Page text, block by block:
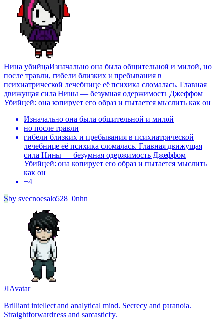
Нина убийцаИзначально она была общительной и милой, но
после травли, гибели близких и пребывания в
психиатрической лечебнице её психика сломалась. Главная
движущая сила Нины — безумная одержимость Джеффом
Убийцей: она копирует его образ и пытается мыслить как он
Изначально она была общительной и милой
но после травли
гибели близких и пребывания в психиатрической
лечебнице её психика сломалась. Главная движущая
сила Нины — безумная одержимость Джеффом
Убийцей: она копирует его образ и пытается мыслить
как он
+4
Sby svecnoesalo528_0nhn
ЛAvatar
Brilliant intellect and analytical mind. Secrecy and paranoia.
Straightforwardness and sarcasticity.